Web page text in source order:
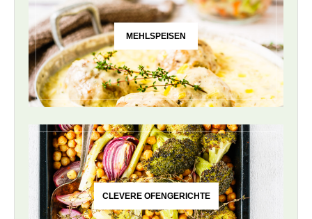
MEHLSPEISEN
CLEVERE OFENGERICHTE